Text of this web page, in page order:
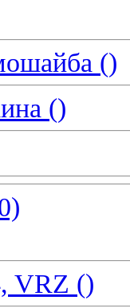
()
()
VRZ ()